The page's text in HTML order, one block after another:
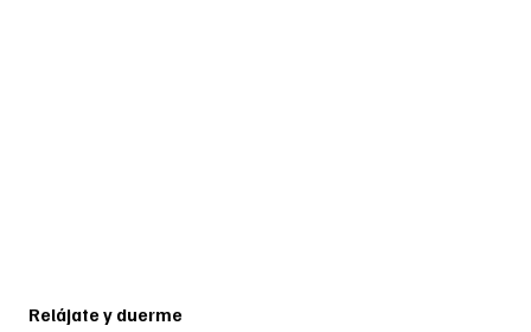
Relájate y duerme